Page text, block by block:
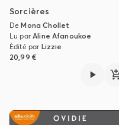
Sorcières
DeMona Chollet
Lu parAline Afanoukoe
Édité par Lizzie
20,99 €